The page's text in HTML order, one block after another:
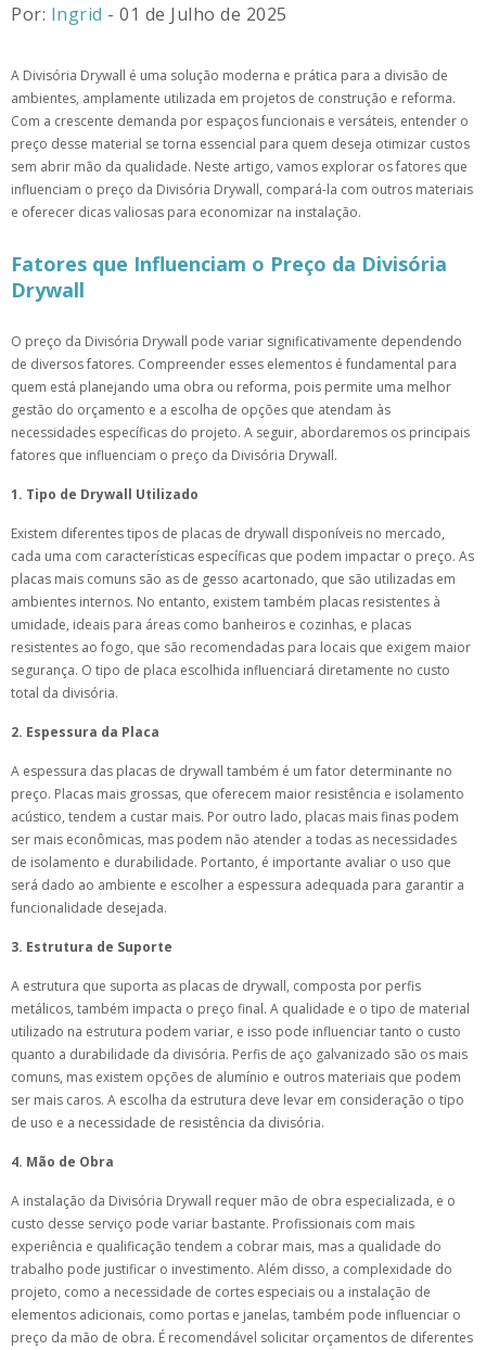
Por: Ingrid - 01 de Julho de 2025
A Divisória Drywall é uma solução moderna e prática para a divisão de
ambientes, amplamente utilizada em projetos de construção e reforma.
Com a crescente demanda por espaços funcionais e versáteis, entender o
preço desse material se torna essencial para quem deseja otimizar custos
sem abrir mão da qualidade. Neste artigo, vamos explorar os fatores que
influenciam o preço da Divisória Drywall, compará-la com outros materiais
e oferecer dicas valiosas para economizar na instalação.
Fatores que Influenciam o Preço da Divisória
Drywall
O preço da Divisória Drywall pode variar significativamente dependendo
de diversos fatores. Compreender esses elementos é fundamental para
quem está planejando uma obra ou reforma, pois permite uma melhor
gestão do orçamento e a escolha de opções que atendam às
necessidades específicas do projeto. A seguir, abordaremos os principais
fatores que influenciam o preço da Divisória Drywall.
1. Tipo de Drywall Utilizado
Existem diferentes tipos de placas de drywall disponíveis no mercado,
cada uma com características específicas que podem impactar o preço. As
placas mais comuns são as de gesso acartonado, que são utilizadas em
ambientes internos. No entanto, existem também placas resistentes à
umidade, ideais para áreas como banheiros e cozinhas, e placas
resistentes ao fogo, que são recomendadas para locais que exigem maior
segurança. O tipo de placa escolhida influenciará diretamente no custo
total da divisória.
2. Espessura da Placa
A espessura das placas de drywall também é um fator determinante no
preço. Placas mais grossas, que oferecem maior resistência e isolamento
acústico, tendem a custar mais. Por outro lado, placas mais finas podem
ser mais econômicas, mas podem não atender a todas as necessidades
de isolamento e durabilidade. Portanto, é importante avaliar o uso que
será dado ao ambiente e escolher a espessura adequada para garantir a
funcionalidade desejada.
3. Estrutura de Suporte
A estrutura que suporta as placas de drywall, composta por perfis
metálicos, também impacta o preço final. A qualidade e o tipo de material
utilizado na estrutura podem variar, e isso pode influenciar tanto o custo
quanto a durabilidade da divisória. Perfis de aço galvanizado são os mais
comuns, mas existem opções de alumínio e outros materiais que podem
ser mais caros. A escolha da estrutura deve levar em consideração o tipo
de uso e a necessidade de resistência da divisória.
4. Mão de Obra
A instalação da Divisória Drywall requer mão de obra especializada, e o
custo desse serviço pode variar bastante. Profissionais com mais
experiência e qualificação tendem a cobrar mais, mas a qualidade do
trabalho pode justificar o investimento. Além disso, a complexidade do
projeto, como a necessidade de cortes especiais ou a instalação de
elementos adicionais, como portas e janelas, também pode influenciar o
preço da mão de obra. É recomendável solicitar orçamentos de diferentes